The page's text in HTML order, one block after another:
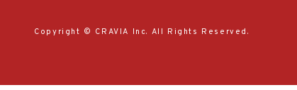
Copyright © CRAVIA Inc. All Rights Reserved.